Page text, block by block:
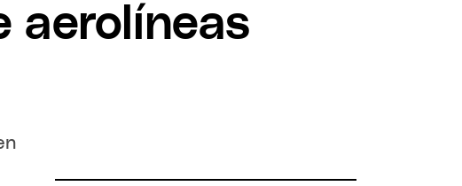
aerolíneas